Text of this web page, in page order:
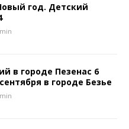
год. Детский
в городе Пезенас 6
в городе Безье